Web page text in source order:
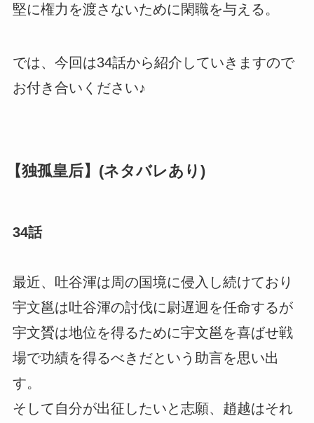
堅に権力を渡さないために閑職を与える。
では、今回は34話から紹介していきますので
お付き合いください♪
【独孤皇后】(ネタバレあり)
34話
最近、吐谷渾は周の国境に侵入し続けており
宇文邕は吐谷渾の討伐に尉遅迥を任命するが
宇文贇は地位を得るために宇文邕を喜ばせ戦
場で功績を得るべきだという助言を思い出
す。
そして自分が出征したいと志願、趙越はそれ